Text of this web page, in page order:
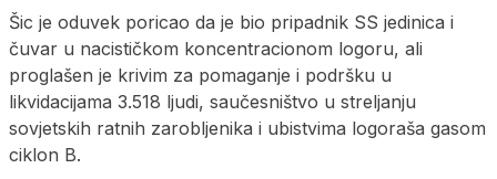
Šic je oduvek poricao da je bio pripadnik SS jedinica i
čuvar u nacističkom koncentracionom logoru, ali
proglašen je krivim za pomaganje i podršku u
likvidacijama 3.518 ljudi, saučesništvo u streljanju
sovjetskih ratnih zarobljenika i ubistvima logoraša gasom
ciklon B.